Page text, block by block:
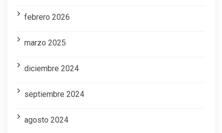
febrero 2026
marzo 2025
diciembre 2024
septiembre 2024
agosto 2024